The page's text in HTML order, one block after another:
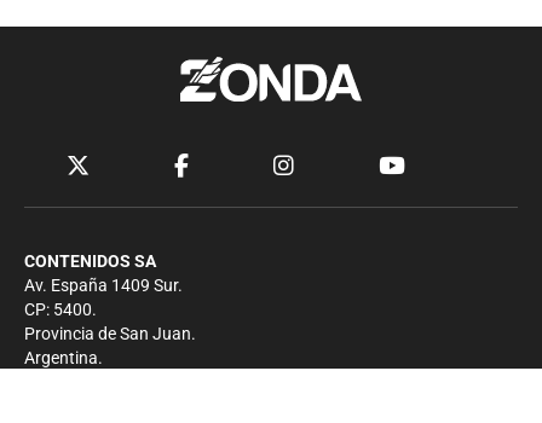
CONTENIDOS SA
Av. España 1409 Sur.
CP: 5400.
Provincia de San Juan.
Argentina.